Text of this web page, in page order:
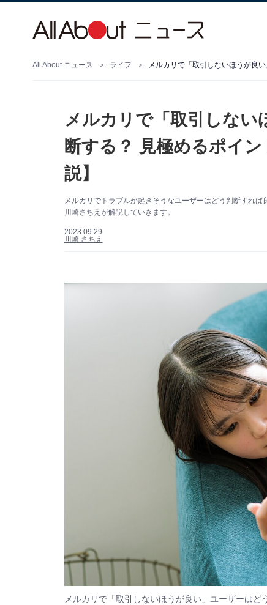
All About ニュース ライフ
メルカリで「取引しない
断する？ 見極めるポイ
説】
メルカリでトラブルが起きそうなユーザーはどう判断すれ
川崎さちえが解説していきます。
2023.09.29
川崎 さちえ
メルカリで「取引しないほうが良い」ユーザーはど